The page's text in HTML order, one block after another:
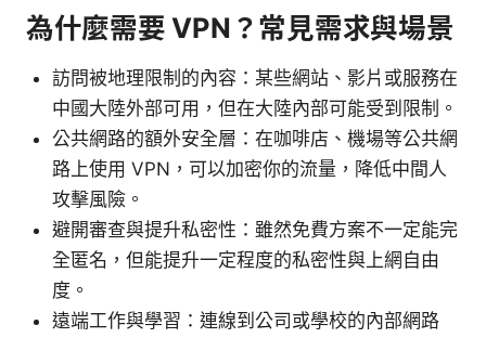
為什麼需要 VPN？常見需求與場景
訪問被地理限制的內容：某些網站、影片或服務在
中國大陸外部可用，但在大陸內部可能受到限制。
公共網路的額外安全層：在咖啡店、機場等公共網
路上使用 VPN，可以加密你的流量，降低中間人
攻擊風險。
避開審查與提升私密性：雖然免費方案不一定能完
全匿名，但能提升一定程度的私密性與上網自由
度。
遠端工作與學習：連線到公司或學校的內部網路